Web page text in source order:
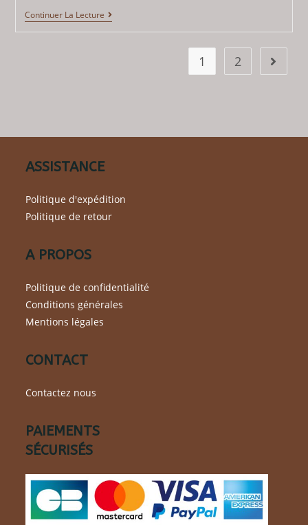
Continuer La Lecture
1 2
ASSISTANCE
Politique d'expédition
Politique de retour
A PROPOS
Politique de confidentialité
Conditions générales
Mentions légales
CONTACT
Contactez nous
PAIEMENTS
SÉCURISÉS